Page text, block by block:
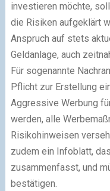
investieren möchte,
die Risiken aufgeklärt
Anspruch auf stets
Geldanlage, auch
Für sogenannte
Pflicht zur Erstellung
Aggressive Werbung
werden, alle
Risikohinweisen
zudem ein Infoblatt,
zusammenfasst, und
bestätigen.